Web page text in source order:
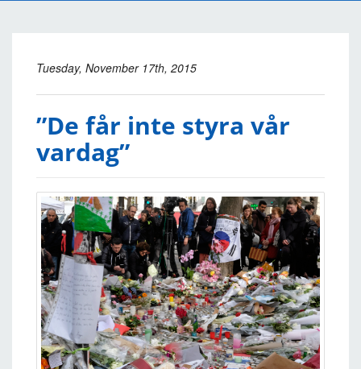
Tuesday, November 17th, 2015
”De får inte styra vår
vardag”